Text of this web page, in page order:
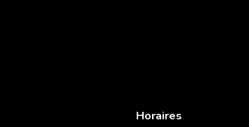
Horaires